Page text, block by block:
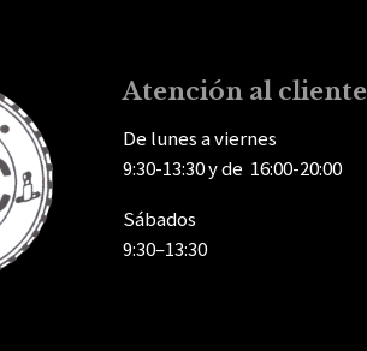
Atención al cliente
De lunes a viernes
9:30-13:30 y de 16:00-20:00
Sábados
9:30–13:30